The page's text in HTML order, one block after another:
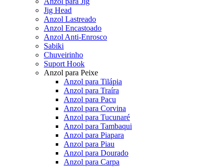
Jig Head
Anzol Lastreado
Anzol Encastoado
Anzol Anti-Enrosco
Sabiki
Chuveirinho
Suport Hook
Anzol para Peixe
Anzol para Tilápia
Anzol para Traíra
Anzol para Pacu
Anzol para Corvina
Anzol para Tucunaré
Anzol para Tambaqui
Anzol para Piapara
Anzol para Piau
Anzol para Dourado
Anzol para Carpa